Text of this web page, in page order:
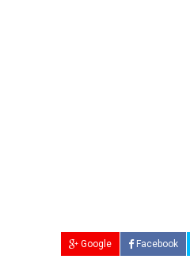
Google Facebook